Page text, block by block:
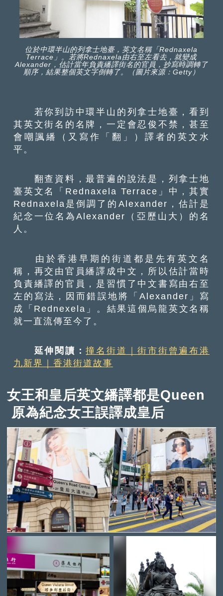
位於中環半山的列拿士地臺，英文名稱「Rednaxela
Terrace」。若將Rednaxela由右至左看去，就變成
Alexander，估計當年負責繙譯街名的官員，抄寫時調轉了
順序，結果整個英文字倒轉了。（圖片來源：Getty）
若你到訪中環半山的列拿士地臺，看到
其英文街名的名牌，一定會忍俊不禁，甚至
會嘲諷繙（又寫作「翻」）譯者的英文水
平。
翻查資料，最普遍的說法是，列拿士地
臺英文名「Rednaxela Terrace」中，其實
Rednaxela是倒調了的Alexander，估計是
紀念一位名為Alexander（亞歷山大）的名
人。
由於香港早期的街道都是先有英文名
稱，再交由官員繙譯成中文，所以估計當時
負責繙譯的官員，是習慣了中文書寫由右至
左的寫法，因而錯誤地將「Alexander」寫
成「Rednexela」。結果這個烏龍英文名稱
就一直流傳至今了。
延伸閱讀：撞名街道｜街市街曾遍布港
九新界｜香港街道故事
女王和皇后英文繙譯都是Queen
原為紀念女王誤譯成皇后